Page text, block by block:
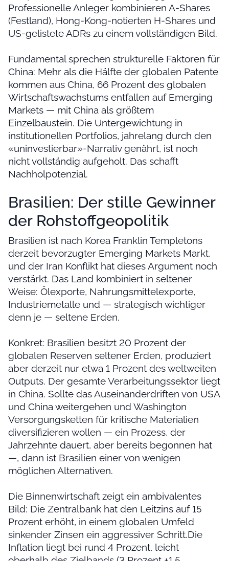
Professionelle Anleger kombinieren A-Shares
(Festland), Hong-Kong-notierten H-Shares und
US-gelistete ADRs zu einem vollständigen Bild.
Fundamental sprechen strukturelle Faktoren für
China: Mehr als die Hälfte der globalen Patente
kommen aus China, 66 Prozent des globalen
Wirtschaftswachstums entfallen auf Emerging
Markets — mit China als größtem
Einzelbaustein. Die Untergewichtung in
institutionellen Portfolios, jahrelang durch den
«uninvestierbar»-Narrativ genährt, ist noch
nicht vollständig aufgeholt. Das schafft
Nachholpotenzial.
Brasilien: Der stille Gewinner
der Rohstoffgeopolitik
Brasilien ist nach Korea Franklin Templetons
derzeit bevorzugter Emerging Markets Markt,
und der Iran Konflikt hat dieses Argument noch
verstärkt. Das Land kombiniert in seltener
Weise: Ölexporte, Nahrungsmittelexporte,
Industriemetalle und — strategisch wichtiger
denn je — seltene Erden.
Konkret: Brasilien besitzt 20 Prozent der
globalen Reserven seltener Erden, produziert
aber derzeit nur etwa 1 Prozent des weltweiten
Outputs. Der gesamte Verarbeitungssektor liegt
in China. Sollte das Auseinanderdriften von USA
und China weitergehen und Washington
Versorgungsketten für kritische Materialien
diversifizieren wollen — ein Prozess, der
Jahrzehnte dauert, aber bereits begonnen hat
—, dann ist Brasilien einer von wenigen
möglichen Alternativen.
Die Binnenwirtschaft zeigt ein ambivalentes
Bild: Die Zentralbank hat den Leitzins auf 15
Prozent erhöht, in einem globalen Umfeld
sinkender Zinsen ein aggressiver Schritt.Die
Inflation liegt bei rund 4 Prozent, leicht